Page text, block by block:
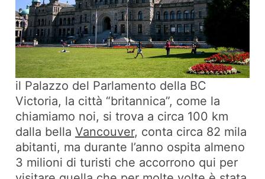
il Palazzo del Parlamento della BC
Victoria, la città “britannica”, come la
chiamiamo noi, si trova a circa 100 km
dalla bellaVancouver, conta circa 82 mila
abitanti, ma durante l’anno ospita almeno
3 milioni di turisti che accorrono qui per